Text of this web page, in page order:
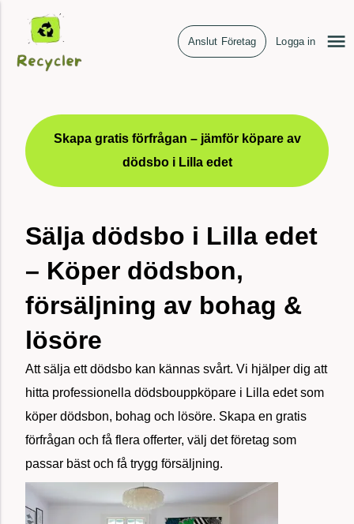
Anslut Företag Logga in
Skapa gratis förfrågan – jämför köpare av
dödsbo i Lilla edet
Sälja dödsbo i Lilla edet
– Köper dödsbon,
försäljning av bohag &
lösöre
Att sälja ett dödsbo kan kännas svårt. Vi hjälper dig att
hitta professionella dödsbouppköpare i Lilla edet som
köper dödsbon, bohag och lösöre. Skapa en gratis
förfrågan och få flera offerter, välj det företag som
passar bäst och få trygg försäljning.